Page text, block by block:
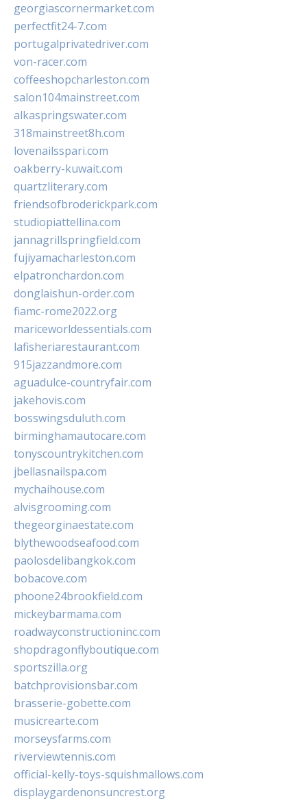
georgiascornermarket.com
perfectfit24-7.com
portugalprivatedriver.com
von-racer.com
coffeeshopcharleston.com
salon104mainstreet.com
alkaspringswater.com
318mainstreet8h.com
lovenailsspari.com
oakberry-kuwait.com
quartzliterary.com
friendsofbroderickpark.com
studiopiattellina.com
jannagrillspringfield.com
fujiyamacharleston.com
elpatronchardon.com
donglaishun-order.com
fiamc-rome2022.org
mariceworldessentials.com
lafisheriarestaurant.com
915jazzandmore.com
aguadulce-countryfair.com
jakehovis.com
bosswingsduluth.com
birminghamautocare.com
tonyscountrykitchen.com
jbellasnailspa.com
mychaihouse.com
alvisgrooming.com
thegeorginaestate.com
blythewoodseafood.com
paolosdelibangkok.com
bobacove.com
phoone24brookfield.com
mickeybarmama.com
roadwayconstructioninc.com
shopdragonflyboutique.com
sportszilla.org
batchprovisionsbar.com
brasserie-gobette.com
musicrearte.com
morseysfarms.com
riverviewtennis.com
official-kelly-toys-squishmallows.com
displaygardenonsuncrest.org